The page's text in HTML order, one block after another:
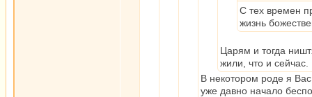
С тех времен
жизнь
Царям и тогда
жили, что и сейчас.
В некотором роде я
уже давно начало